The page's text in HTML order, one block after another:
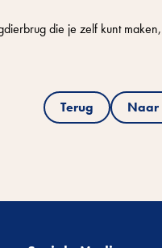
die je zelf kunt
Terug Naar